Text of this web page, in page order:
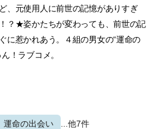
、元使用人に前世の記憶がありすぎ
？★姿かたちが変わっても、前世の記
に惹かれあう。４組の男女の“運命の
！ラブコメ。
運命の出会い ...他7件